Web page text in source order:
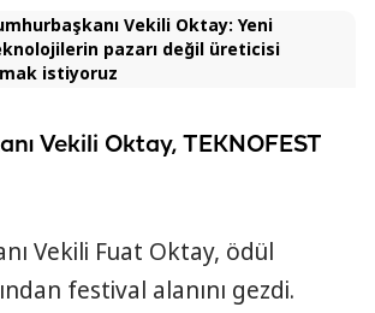
Vekili Oktay: Yeni
pazarı değil üreticisi
istiyoruz
Vekili Oktay, TEKNOFEST
Vekili Fuat Oktay, ödül
festival alanını gezdi.